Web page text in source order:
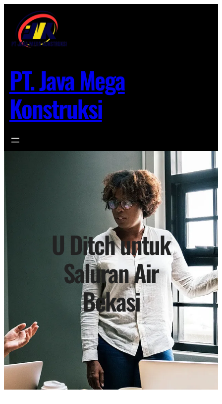
konten
PT. Java Mega
Konstruksi
U Ditch untuk
Saluran Air
Bekasi